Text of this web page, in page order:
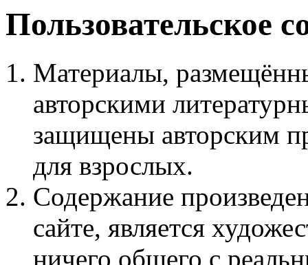
Пользовательское
Материалы,
авторскими
защищены авторским
для взрослых.
Содержание
сайте, является
ничего общего с